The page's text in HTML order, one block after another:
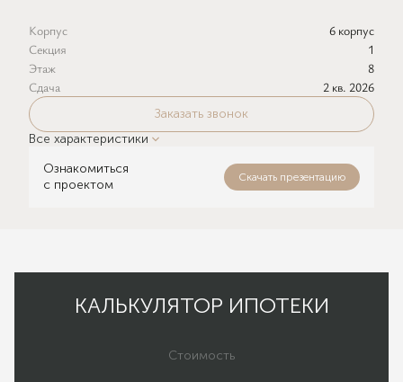
Корпус
6 корпус
Секция
1
Этаж
8
Сдача
2 кв. 2026
Заказать звонок
Все характеристики
Ознакомиться
с проектом
Скачать презентацию
КАЛЬКУЛЯТОР ИПОТЕКИ
Стоимость